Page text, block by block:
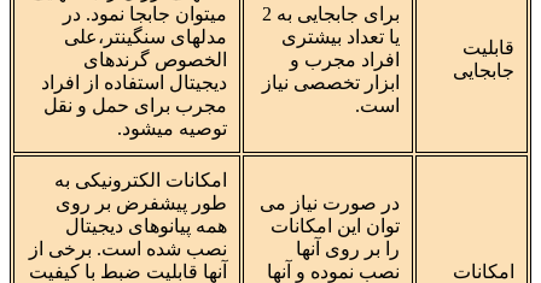
قابلیت
جابجایی
برای جابجایی به 2
یا تعداد بیشتری
افراد مجرب و
ابزار تخصصی نیاز
است.
میتوان جابجا نمود. در
مدلهای سنگینتر،علی
الخصوص گرندهای
دیجیتال استفاده از افراد
مجرب برای حمل و نقل
توصیه میشود.
امکانات
در صورت نیاز می
توان این امکانات
را بر روی آنها
نصب نموده و آنها
امکانات الکترونیکی به
طور پیشفرض بر روی
همه پیانوهای دیجیتال
نصب شده است. برخی از
آنها قابلیت ضبط با کیفیت